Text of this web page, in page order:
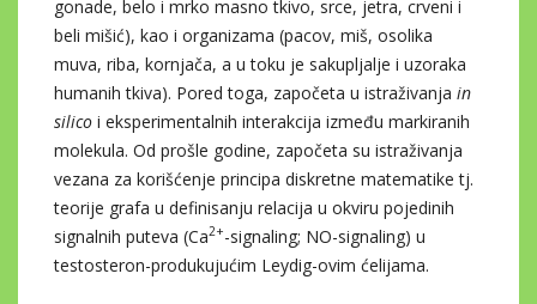
gonade, belo i mrko masno tkivo, srce, jetra, crveni i
beli mišić), kao i organizama (pacov, miš, osolika
muva, riba, kornjača, a u toku je sakupljalje i uzoraka
humanih tkiva). Pored toga, započeta u istraživanja in
silico i eksperimentalnih interakcija između markiranih
molekula. Od prošle godine, započeta su istraživanja
vezana za korišćenje principa diskretne matematike tj.
teorije grafa u definisanju relacija u okviru pojedinih
signalnih puteva (Ca2+-signaling; NO-signaling) u
testosteron-produkujućim Leydig-ovim ćelijama.